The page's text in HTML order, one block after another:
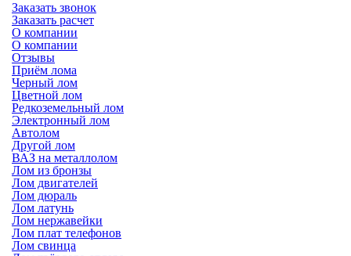
Заказать звонок
Заказать расчет
О компании
О компании
Отзывы
Приём лома
Черный лом
Цветной лом
Редкоземельный лом
Электронный лом
Автолом
Другой лом
ВАЗ на металлолом
Лом из бронзы
Лом двигателей
Лом дюраль
Лом латунь
Лом нержавейки
Лом плат телефонов
Лом свинца